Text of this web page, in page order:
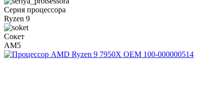
Серия процессора
Ryzen 9
Сокет
AM5